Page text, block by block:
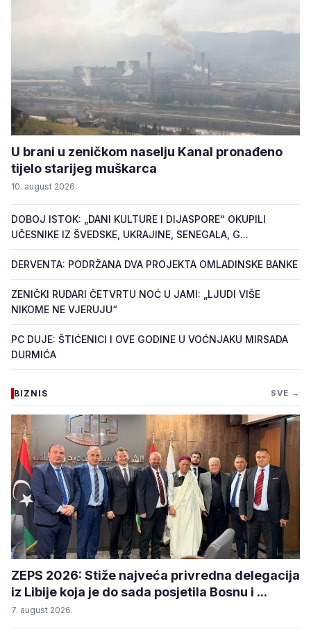
U brani u zeničkom naselju Kanal pronađeno
tijelo starijeg muškarca
10. august 2026.
DOBOJ ISTOK: „DANI KULTURE I DIJASPORE“ OKUPILI
UČESNIKE IZ ŠVEDSKE, UKRAJINE, SENEGALA, G...
DERVENTA: PODRŽANA DVA PROJEKTA OMLADINSKE BANKE
ZENIČKI RUDARI ČETVRTU NOĆ U JAMI: „LJUDI VIŠE
NIKOME NE VJERUJU“
PC DUJE: ŠTIĆENICI I OVE GODINE U VOĆNJAKU MIRSADA
DURMIĆA
BIZNIS SVE →
ZEPS 2026: Stiže najveća privredna delegacija
iz Libije koja je do sada posjetila Bosnu i ...
7. august 2026.